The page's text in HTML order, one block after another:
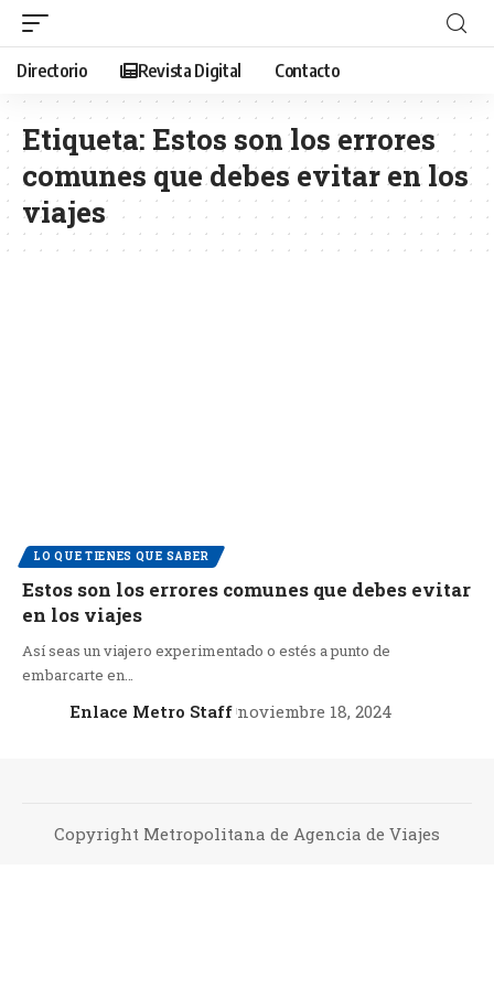
Directorio Revista Digital Contacto
Etiqueta: Estos son los errores
comunes que debes evitar en los
viajes
LO QUE TIENES QUE SABER
Estos son los errores comunes que debes evitar
en los viajes
Así seas un viajero experimentado o estés a punto de
embarcarte en…
Enlace Metro Staff noviembre 18, 2024
Copyright Metropolitana de Agencia de Viajes